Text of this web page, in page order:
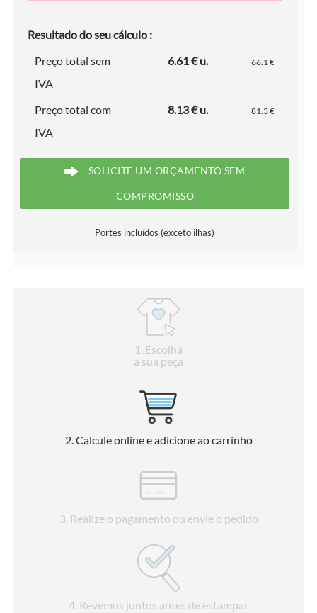
Resultado do seu cálculo :
Preço total sem
IVA
6.61 € u. 66.1 €
Preço total com
IVA
8.13 € u. 81.3 €
SOLICITE UM ORÇAMENTO SEM
COMPROMISSO
Portes incluídos (exceto ilhas)
1 . Escolha
a sua peça
2. Calcule online e adicione ao carrinho
3. Realize o pagamento ou envie o pedido
4. Revemos juntos antes de estampar